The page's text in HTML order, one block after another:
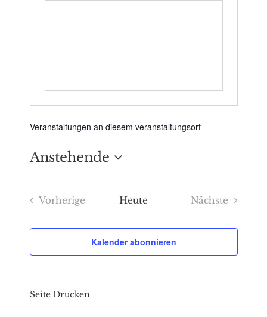
Veranstaltungen an diesem veranstaltungsort
Anstehende
Datum
wählen.
Vorherige
Heute
Nächste
Kalender abonnieren
Seite Drucken